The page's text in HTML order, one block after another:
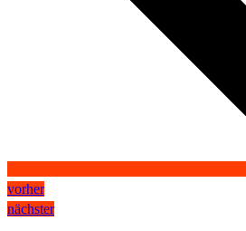
vorher
nächster